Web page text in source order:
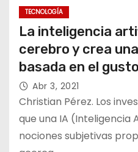
TECNOLOGÍA
La inteligencia
cerebro y crea
basada en el
Abr 3, 2021
Christian Pérez. Los
que una IA
nociones subjetivas